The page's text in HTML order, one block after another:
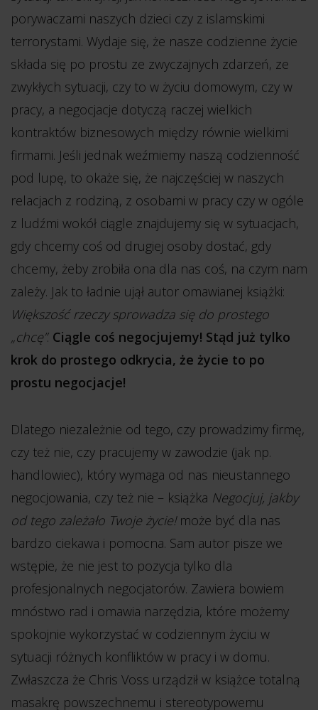
porywaczami naszych dzieci czy z islamskimi
terrorystami. Wydaje się, że nasze codzienne życie
składa się po prostu ze zwyczajnych zdarzeń, ze
zwykłych sytuacji, czy to w życiu domowym, czy w
pracy, a negocjacje dotyczą raczej wielkich
kontraktów biznesowych między równie wielkimi
firmami. Jeśli jednak weźmiemy naszą codzienność
pod lupę, to okaże się, że najczęściej w naszych
relacjach z rodziną, z osobami w pracy czy w ogóle
z ludźmi wokół ciągle znajdujemy się w sytuacjach,
gdy chcemy coś od drugiej osoby dostać, gdy
chcemy, żeby zrobiła ona dla nas coś, na czym nam
zależy. Jak to ładnie ujął autor omawianej książki:
Większość rzeczy sprowadza się do prostego
„chcę”. Ciągle coś negocjujemy! Stąd już tylko
krok do prostego odkrycia, że życie to po
prostu negocjacje!
Dlatego niezależnie od tego, czy prowadzimy firmę,
czy też nie, czy pracujemy w zawodzie (jak np.
handlowiec), który wymaga od nas nieustannego
negocjowania, czy też nie – książka Negocjuj, jakby
od tego zależało Twoje życie!może być dla nas
bardzo ciekawa i pomocna. Sam autor pisze we
wstępie, że nie jest to pozycja tylko dla
profesjonalnych negocjatorów. Zawiera bowiem
mnóstwo rad i omawia narzędzia, które możemy
spokojnie wykorzystać w codziennym życiu w
sytuacji różnych konfliktów w pracy i w domu.
Zwłaszcza że Chris Voss urządził w książce totalną
masakrę powszechnemu i stereotypowemu